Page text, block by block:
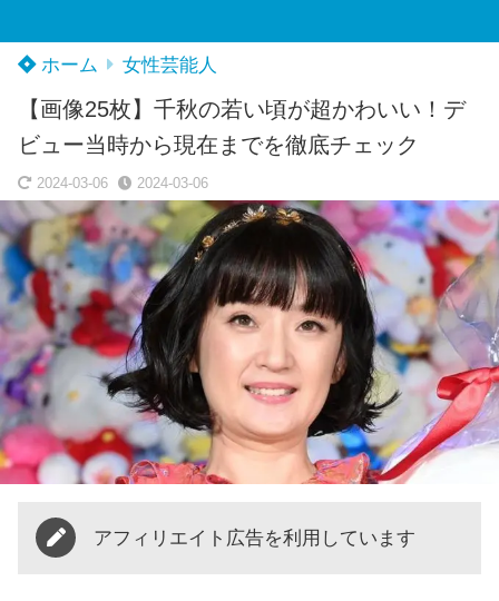
ホーム 女性芸能人
【画像25枚】千秋の若い頃が超かわいい！デ
ビュー当時から現在までを徹底チェック
2024-03-06 2024-03-06
アフィリエイト広告を利用しています